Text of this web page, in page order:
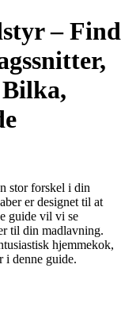
– Find
stor forskel i din
er designet til at
guide vil vi se
til din madlavning.
hjemmekok,
i denne guide.